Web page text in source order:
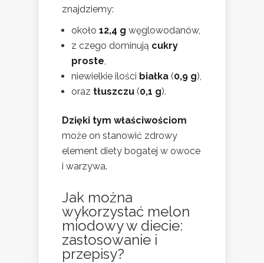
znajdziemy:
około 12,4 g węglowodanów,
z czego dominują cukry
proste,
niewielkie ilości białka (0,9 g),
oraz tłuszczu (0,1 g).
Dzięki tym właściwościom
może on stanowić zdrowy
element diety bogatej w owoce
i warzywa.
Jak można
wykorzystać melon
miodowy w diecie:
zastosowanie i
przepisy?